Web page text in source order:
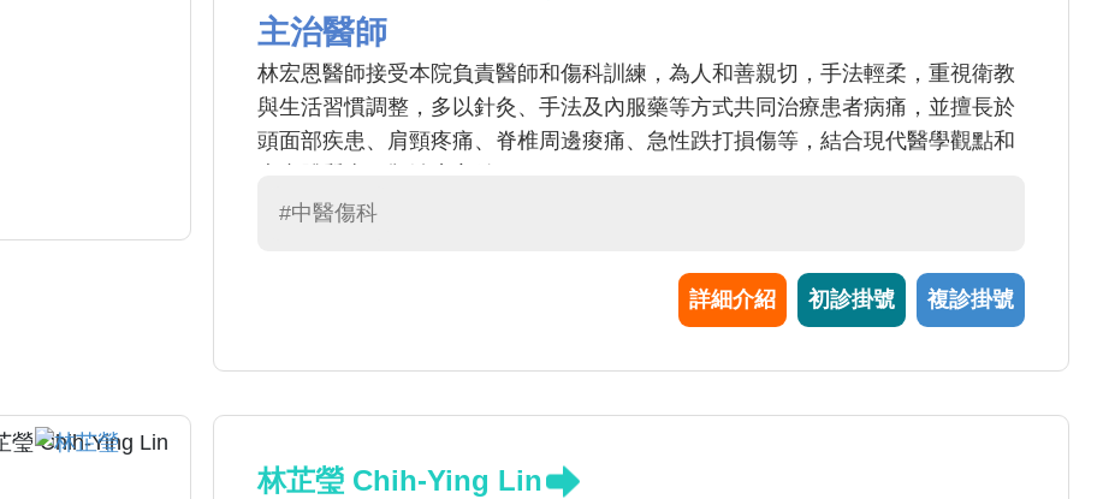
主治醫師
林宏恩醫師接受本院負責醫師和傷科訓練，為人和善親切，手法輕柔，重視衛教
與生活習慣調整，多以針灸、手法及內服藥等方式共同治療患者病痛，並擅長於
頭面部疾患、肩頸疼痛、脊椎周邊痠痛、急性跌打損傷等，結合現代醫學觀點和
#中醫傷科
詳細介紹 初診掛號 複診掛號
林芷瑩 Chih-Ying Lin